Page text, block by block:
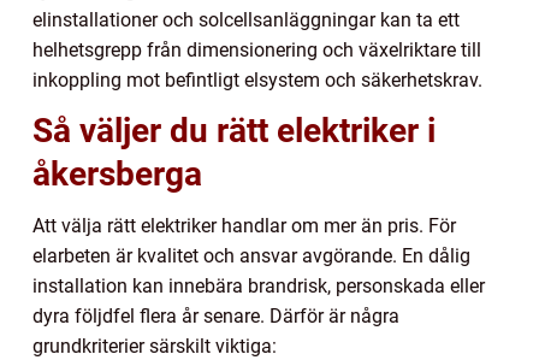
elinstallationer och solcellsanläggningar kan ta ett
helhetsgrepp från dimensionering och växelriktare till
inkoppling mot befintligt elsystem och säkerhetskrav.
Så väljer du rätt elektriker i
åkersberga
Att välja rätt elektriker handlar om mer än pris. För
elarbeten är kvalitet och ansvar avgörande. En dålig
installation kan innebära brandrisk, personskada eller
dyra följdfel flera år senare. Därför är några
grundkriterier särskilt viktiga: